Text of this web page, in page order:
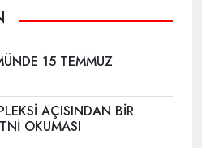
15 TEMMUZ
AÇISINDAN BİR
OKUMASI